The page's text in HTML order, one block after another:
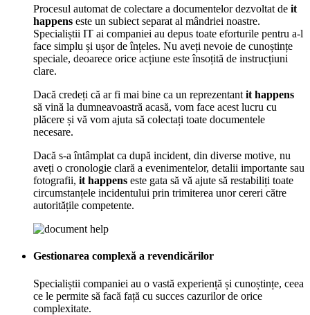
Procesul automat de colectare a documentelor dezvoltat de it
happens este un subiect separat al mândriei noastre.
Specialiștii IT ai companiei au depus toate eforturile pentru a-l
face simplu și ușor de înțeles. Nu aveți nevoie de cunoștințe
speciale, deoarece orice acțiune este însoțită de instrucțiuni
clare.
Dacă credeți că ar fi mai bine ca un reprezentant it happens
să vină la dumneavoastră acasă, vom face acest lucru cu
plăcere și vă vom ajuta să colectați toate documentele
necesare.
Dacă s-a întâmplat ca după incident, din diverse motive, nu
aveți o cronologie clară a evenimentelor, detalii importante sau
fotografii, it happens este gata să vă ajute să restabiliți toate
circumstanțele incidentului prin trimiterea unor cereri către
autoritățile competente.
Gestionarea complexă a revendicărilor
Specialiștii companiei au o vastă experiență și cunoștințe, ceea
ce le permite să facă față cu succes cazurilor de orice
complexitate.